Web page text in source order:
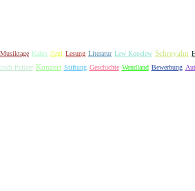
Musiktage Kahrs Jirgl Lesung Literatur Lew Kopelew Schreyahn
Peltzer Konzert Stiftung Geschichte Wendland Bewerbung